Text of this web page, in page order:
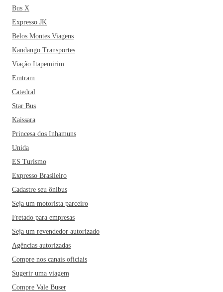
Bus X
Expresso JK
Belos Montes Viagens
Kandango Transportes
Viação Itapemirim
Emtram
Catedral
Star Bus
Kaissara
Princesa dos Inhamuns
Unida
ES Turismo
Expresso Brasileiro
Cadastre seu ônibus
Seja um motorista parceiro
Fretado para empresas
Seja um revendedor autorizado
Agências autorizadas
Compre nos canais oficiais
Sugerir uma viagem
Compre Vale Buser